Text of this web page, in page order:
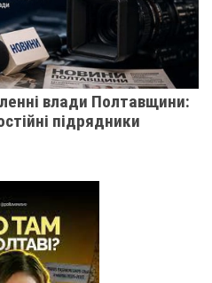
влади Полтавщини:
підрядники